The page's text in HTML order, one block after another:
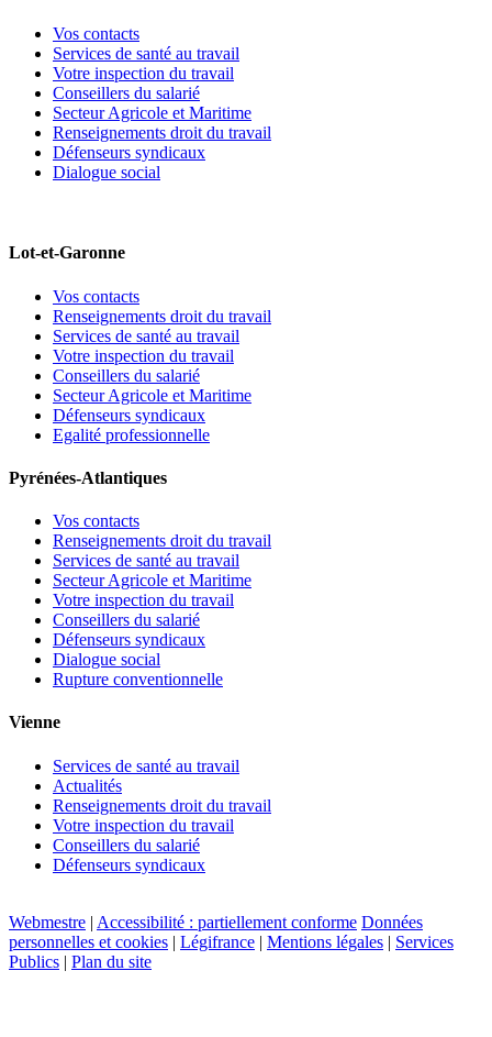
Vos contacts
Services de santé au travail
Votre inspection du travail
Conseillers du salarié
Secteur Agricole et Maritime
Renseignements droit du travail
Défenseurs syndicaux
Dialogue social
Lot-et-Garonne
Vos contacts
Renseignements droit du travail
Services de santé au travail
Votre inspection du travail
Conseillers du salarié
Secteur Agricole et Maritime
Défenseurs syndicaux
Egalité professionnelle
Pyrénées-Atlantiques
Vos contacts
Renseignements droit du travail
Services de santé au travail
Secteur Agricole et Maritime
Votre inspection du travail
Conseillers du salarié
Défenseurs syndicaux
Dialogue social
Rupture conventionnelle
Vienne
Services de santé au travail
Actualités
Renseignements droit du travail
Votre inspection du travail
Conseillers du salarié
Défenseurs syndicaux
Webmestre | Accessibilité : partiellement conforme Données
personnelles et cookies | Légifrance | Mentions légales | Services
Publics | Plan du site